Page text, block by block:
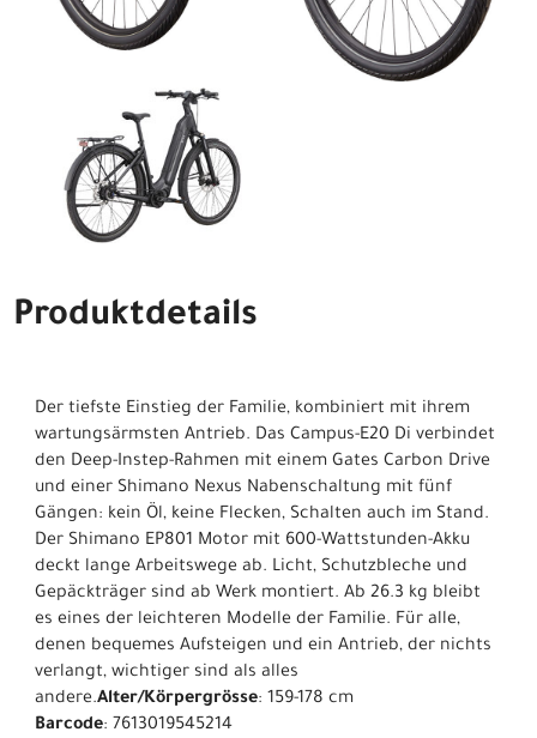
Produktdetails
Der tiefste Einstieg der Familie, kombiniert mit ihrem
wartungsärmsten Antrieb. Das Campus-E20 Di verbindet
den Deep-Instep-Rahmen mit einem Gates Carbon Drive
und einer Shimano Nexus Nabenschaltung mit fünf
Gängen: kein Öl, keine Flecken, Schalten auch im Stand.
Der Shimano EP801 Motor mit 600-Wattstunden-Akku
deckt lange Arbeitswege ab. Licht, Schutzbleche und
Gepäckträger sind ab Werk montiert. Ab 26.3 kg bleibt
es eines der leichteren Modelle der Familie. Für alle,
denen bequemes Aufsteigen und ein Antrieb, der nichts
verlangt, wichtiger sind als alles
andere.Alter/Körpergrösse: 159-178 cm
Barcode: 7613019545214